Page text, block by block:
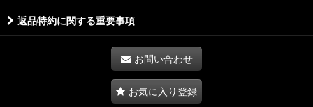
返品特約に関する重要事項
お問い合わせ
お気に入り登録